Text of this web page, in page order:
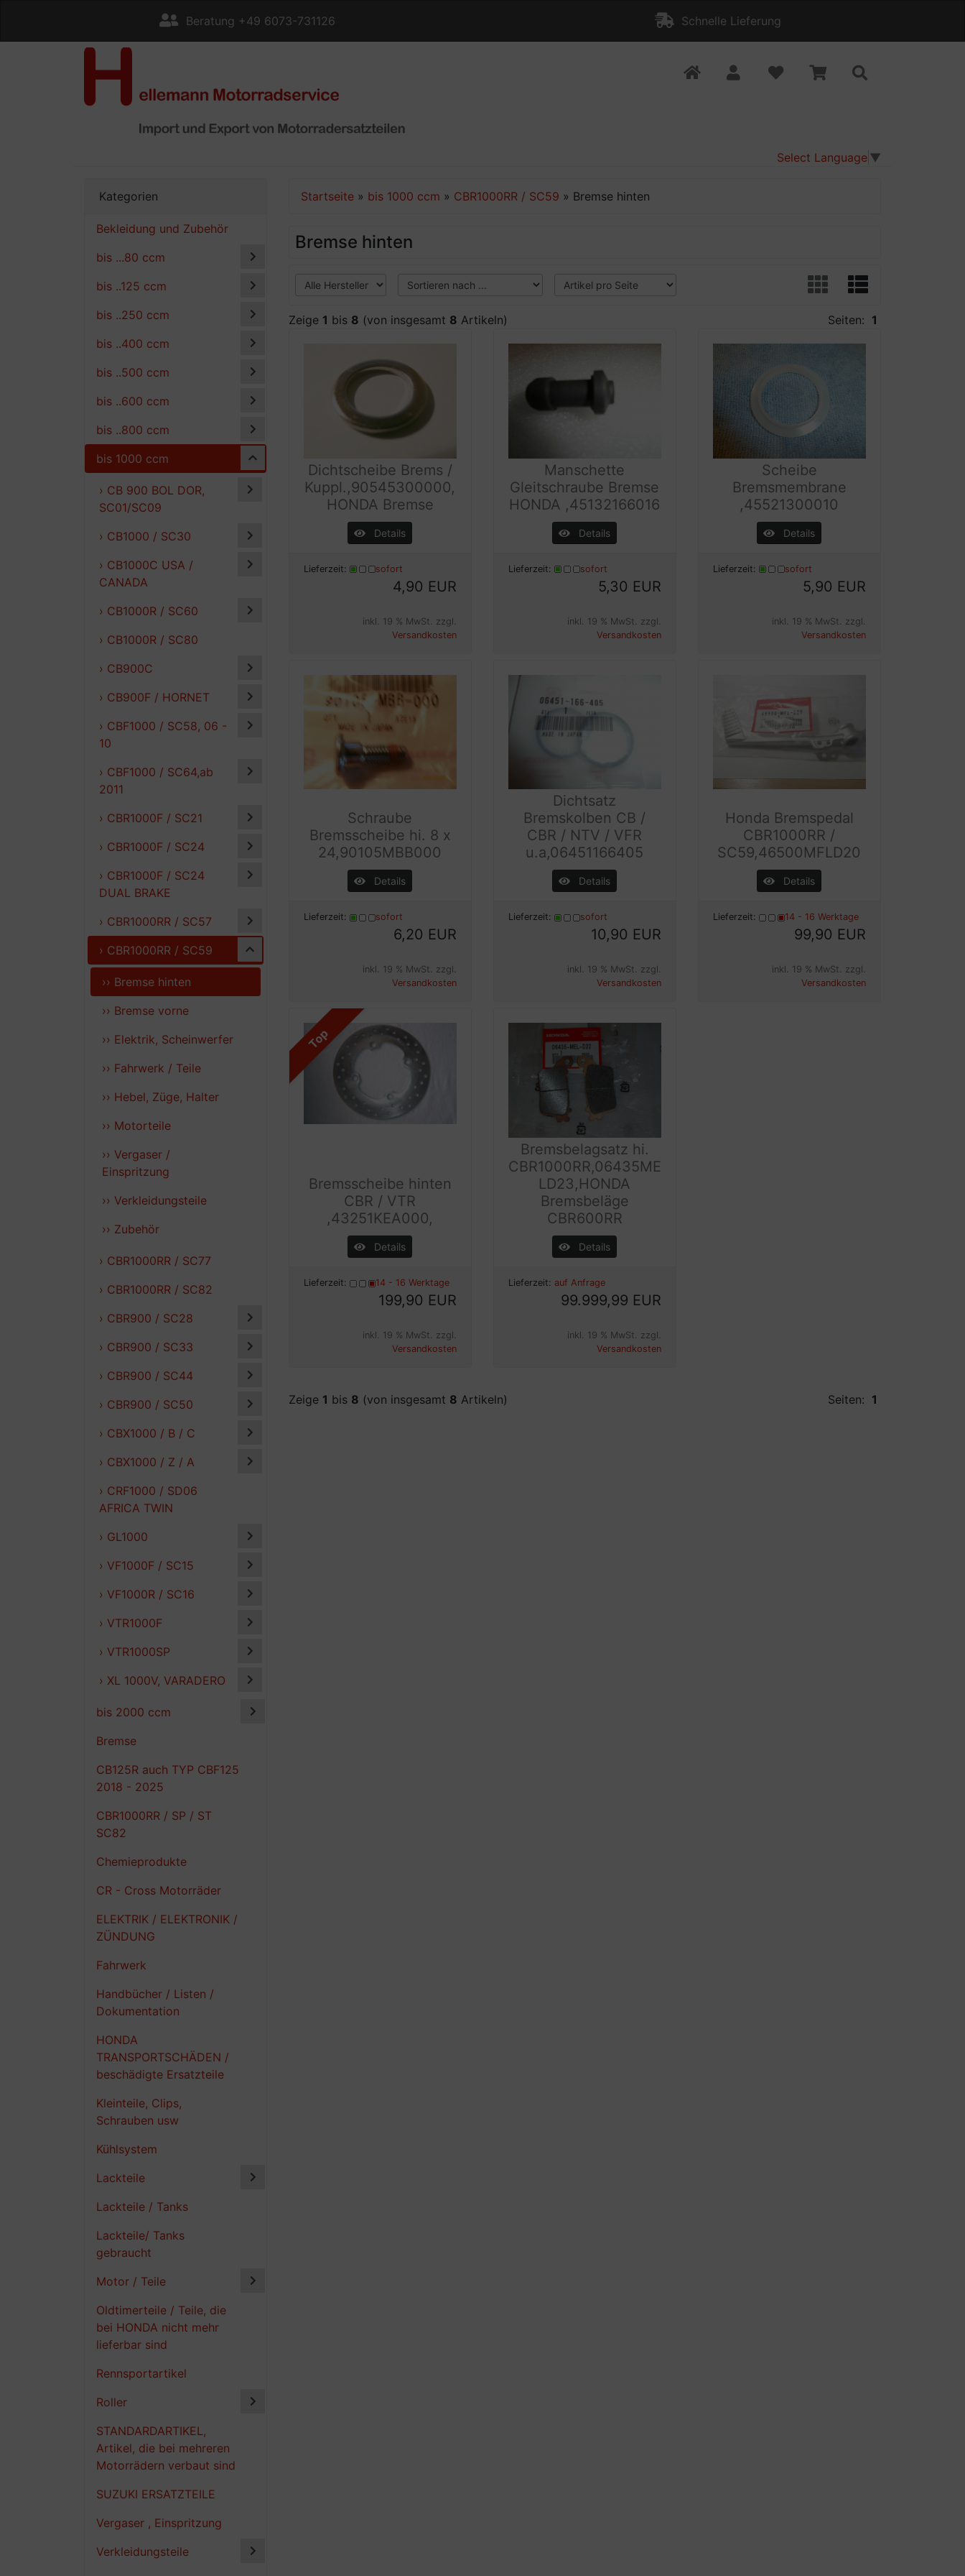
Beratung +49 6073-731126 Schnelle Lieferung
Select Language ▼
Kategorien
Bekleidung und Zubehör
bis ...80 ccm
bis ..125 ccm
bis ..250 ccm
bis ..400 ccm
bis ..500 ccm
bis ..600 ccm
bis ..800 ccm
bis 1000 ccm
› CB 900 BOL DOR,
SC01/SC09
› CB1000 / SC30
› CB1000C USA /
CANADA
› CB1000R / SC60
› CB1000R / SC80
› CB900C
› CB900F / HORNET
› CBF1000 / SC58, 06 -
10
› CBF1000 / SC64,ab
2011
› CBR1000F / SC21
› CBR1000F / SC24
› CBR1000F / SC24
DUAL BRAKE
› CBR1000RR / SC57
› CBR1000RR / SC59
›› Bremse hinten
›› Bremse vorne
›› Elektrik, Scheinwerfer
›› Fahrwerk / Teile
›› Hebel, Züge, Halter
›› Motorteile
›› Vergaser /
Einspritzung
›› Verkleidungsteile
›› Zubehör
› CBR1000RR / SC77
› CBR1000RR / SC82
› CBR900 / SC28
› CBR900 / SC33
› CBR900 / SC44
› CBR900 / SC50
› CBX1000 / B / C
› CBX1000 / Z / A
› CRF1000 / SD06
AFRICA TWIN
› GL1000
› VF1000F / SC15
› VF1000R / SC16
› VTR1000F
› VTR1000SP
› XL 1000V, VARADERO
bis 2000 ccm
Bremse
CB125R auch TYP CBF125
2018 - 2025
CBR1000RR / SP / ST
SC82
Chemieprodukte
CR - Cross Motorräder
ELEKTRIK / ELEKTRONIK /
ZÜNDUNG
Fahrwerk
Handbücher / Listen /
Dokumentation
HONDA
TRANSPORTSCHÄDEN /
beschädigte Ersatzteile
Kleinteile, Clips,
Schrauben usw
Kühlsystem
Lackteile
Lackteile / Tanks
Lackteile/ Tanks
gebraucht
Motor / Teile
Oldtimerteile / Teile, die
bei HONDA nicht mehr
lieferbar sind
Rennsportartikel
Roller
STANDARDARTIKEL,
Artikel, die bei mehreren
Motorrädern verbaut sind
SUZUKI ERSATZTEILE
Vergaser , Einspritzung
Verkleidungsteile
Startseite » bis 1000 ccm » CBR1000RR / SC59 » Bremse hinten
Bremse hinten
Zeige 1 bis 8 (von insgesamt 8 Artikeln) Seiten: 1
Dichtscheibe Brems /
Kuppl.,90545300000,
HONDA Bremse
Details
Lieferzeit: sofort
4,90 EUR
inkl. 19 % MwSt. zzgl.
Versandkosten
Manschette
Gleitschraube Bremse
HONDA ,45132166016
Details
Lieferzeit: sofort
5,30 EUR
inkl. 19 % MwSt. zzgl.
Versandkosten
Scheibe
Bremsmembrane
,45521300010
Details
Lieferzeit: sofort
5,90 EUR
inkl. 19 % MwSt. zzgl.
Versandkosten
Schraube
Bremsscheibe hi. 8 x
24,90105MBB000
Details
Lieferzeit: sofort
6,20 EUR
inkl. 19 % MwSt. zzgl.
Versandkosten
Dichtsatz
Bremskolben CB /
CBR / NTV / VFR
u.a,06451166405
Details
Lieferzeit: sofort
10,90 EUR
inkl. 19 % MwSt. zzgl.
Versandkosten
Honda Bremspedal
CBR1000RR /
SC59,46500MFLD20
Details
Lieferzeit: 14 - 16 Werktage
99,90 EUR
inkl. 19 % MwSt. zzgl.
Versandkosten
Top
Bremsscheibe hinten
CBR / VTR
,43251KEA000,
Details
Lieferzeit: 14 - 16 Werktage
199,90 EUR
inkl. 19 % MwSt. zzgl.
Versandkosten
Bremsbelagsatz hi.
CBR1000RR,06435ME
LD23,HONDA
Bremsbeläge
CBR600RR
Details
Lieferzeit: auf Anfrage
99.999,99 EUR
inkl. 19 % MwSt. zzgl.
Versandkosten
Zeige 1 bis 8 (von insgesamt 8 Artikeln) Seiten: 1